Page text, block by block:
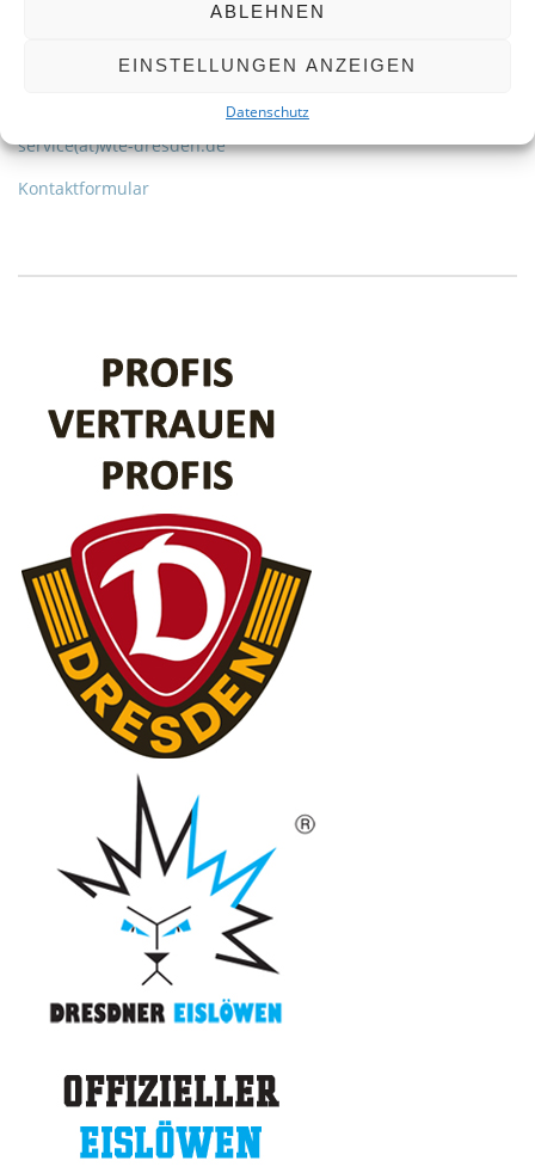
ABLEHNEN
EINSTELLUNGEN ANZEIGEN
Datenschutz
service(at)wte-dresden.de
Kontaktformular